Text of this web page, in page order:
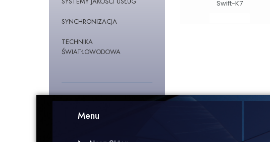
SYNCHRONIZACJA
TECHNIKA
ŚWIATŁOWODOWA
Swift-K7
Menu